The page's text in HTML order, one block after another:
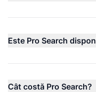
Este Pro Search
Cât costă Pro Search?